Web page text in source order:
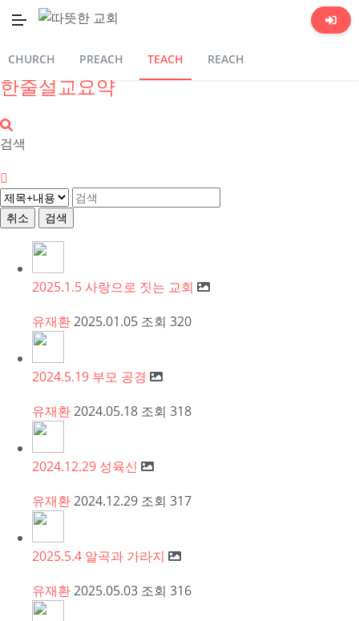
CHURCH PREACH TEACH REACH
양육과정 소개 한줄설교요약
한줄설교요약
검색
취소 검색
2025.1.5 사랑으로 짓는 교회
유재환2025.01.05 조회 320
2024.5.19 부모 공경
유재환2024.05.18 조회 318
2024.12.29 성육신
유재환2024.12.29 조회 317
2025.5.4 알곡과 가라지
유재환2025.05.03 조회 316